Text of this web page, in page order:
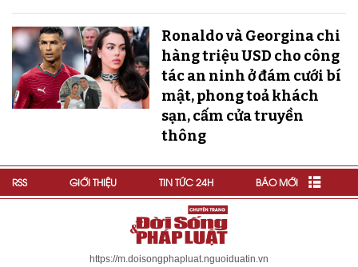
Ronaldo và Georgina chi
hàng triệu USD cho công
tác an ninh ở đám cưới bí
mật, phong toả khách
sạn, cấm cửa truyền
thông
RSS GIỚI THIỆU TIN TỨC 24H BÁO MỚI
https://m.doisongphapluat.nguoiduatin.vn